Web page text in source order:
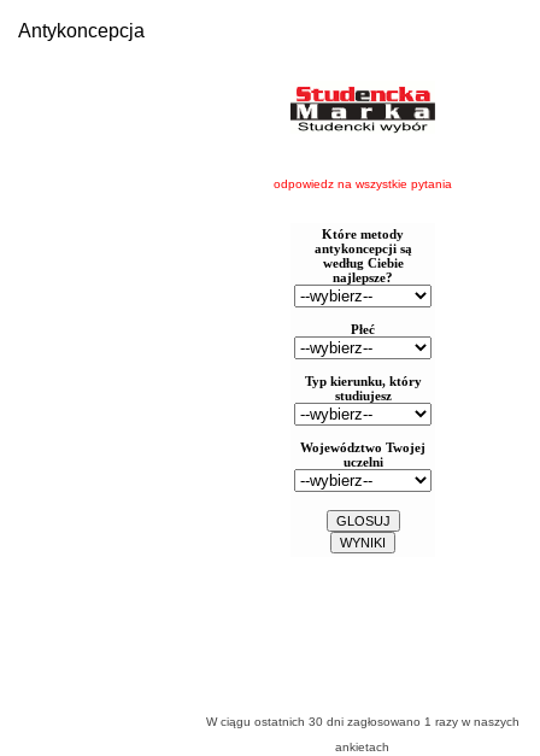
Antykoncepcja
odpowiedz na wszystkie pytania
W ciągu ostatnich 30 dni zagłosowano 1 razy w naszych
ankietach